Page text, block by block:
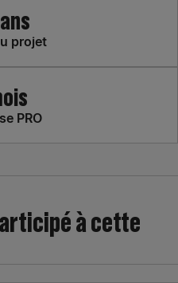
projet
PRO
à cette